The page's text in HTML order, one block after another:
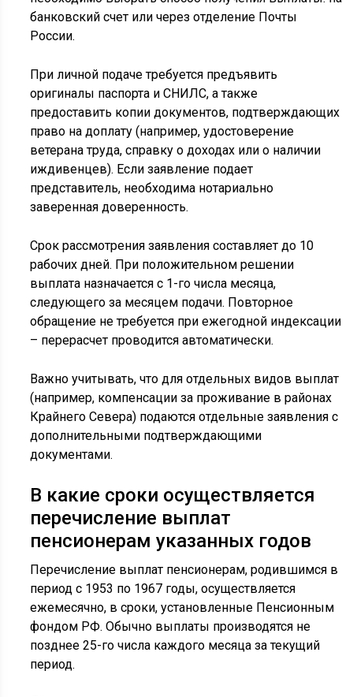
банковский счет или через отделение Почты
России.
При личной подаче требуется предъявить
оригиналы паспорта и СНИЛС, а также
предоставить копии документов, подтверждающих
право на доплату (например, удостоверение
ветерана труда, справку о доходах или о наличии
иждивенцев). Если заявление подает
представитель, необходима нотариально
заверенная доверенность.
Срок рассмотрения заявления составляет до 10
рабочих дней. При положительном решении
выплата назначается с 1-го числа месяца,
следующего за месяцем подачи. Повторное
обращение не требуется при ежегодной индексации
– перерасчет проводится автоматически.
Важно учитывать, что для отдельных видов выплат
(например, компенсации за проживание в районах
Крайнего Севера) подаются отдельные заявления с
дополнительными подтверждающими
документами.
В какие сроки осуществляется
перечисление выплат
пенсионерам указанных годов
Перечисление выплат пенсионерам, родившимся в
период с 1953 по 1967 годы, осуществляется
ежемесячно, в сроки, установленные Пенсионным
фондом РФ. Обычно выплаты производятся не
позднее 25-го числа каждого месяца за текущий
период.